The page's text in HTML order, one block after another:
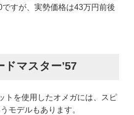
すが、実勢価格は43万円前後
マスター’57
トを使用したオメガには、スピ
モデルもあります。